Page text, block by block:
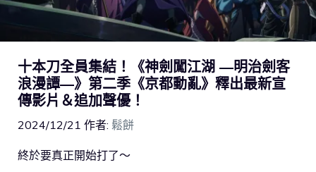
十本刀全員集結！《神劍闖江湖 ―明治劍客
浪漫譚―》第二季《京都動亂》釋出最新宣
傳影片＆追加聲優！
2024/12/21 作者: 鬆餅
終於要真正開始打了～